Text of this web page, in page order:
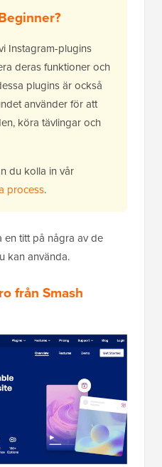
Instagram-plugins
deras funktioner och
plugins är också
använder för att
köra tävlingar och
du kolla in vår
process.
en titt på några av de
kan använda.
från Smash